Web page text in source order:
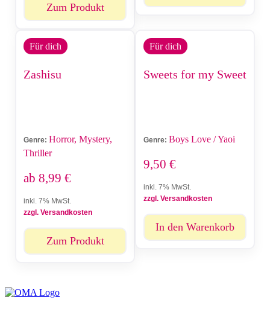
Zum Produkt
Für dich
Zashisu
Genre: Horror, Mystery,
Thriller
ab 8,99 €
inkl. 7% MwSt.
zzgl. Versandkosten
Zum Produkt
Für dich
Sweets for my Sweet
Genre: Boys Love / Yaoi
9,50 €
inkl. 7% MwSt.
zzgl. Versandkosten
In den Warenkorb